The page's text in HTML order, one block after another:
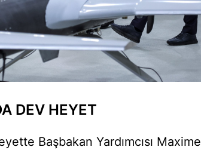
DEV HEYET
Başbakan Yardımcısı Maxime